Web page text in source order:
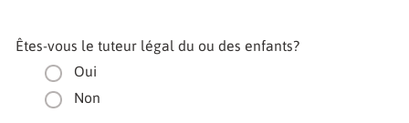
Êtes-vous le tuteur légal du ou des enfants?
Oui
Non